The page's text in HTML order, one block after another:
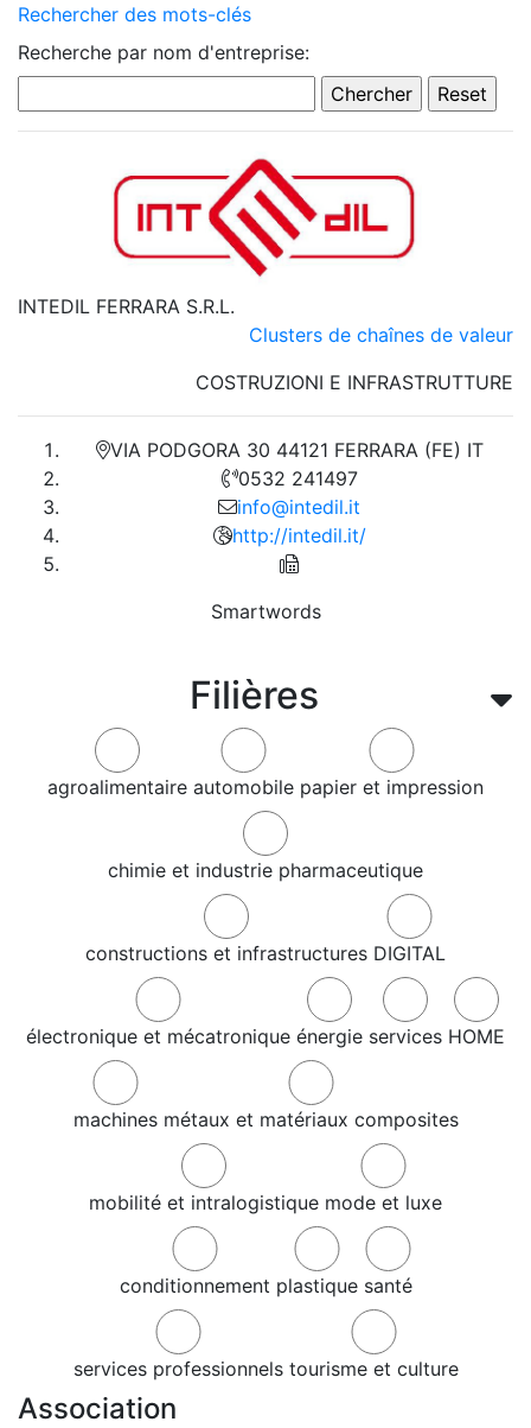
Rechercher des mots-clés
Recherche par nom d'entreprise:
Filières
agroalimentaire automobile papier et impression
chimie et industrie pharmaceutique
constructions et infrastructures DIGITAL
électronique et mécatronique énergie services HOME
machines métaux et matériaux composites
mobilité et intralogistique mode et luxe
conditionnement plastique santé
services professionnels tourisme et culture
INTEDIL FERRARA S.R.L.
Clusters de chaînes de valeur
COSTRUZIONI E INFRASTRUTTURE
VIA PODGORA 30 44121 FERRARA (FE) IT
0532 241497
info@intedil.it
http://intedil.it/
Smartwords
Association